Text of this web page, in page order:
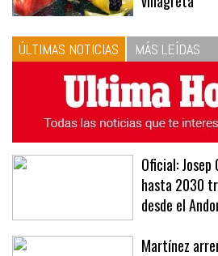
las
vinagreta
ÚLTIMAS NOTICIAS MÁS LEÍDAS
Oficial: Josep
hasta 2030
desde el